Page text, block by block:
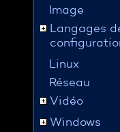
Image
Langages
Linux
Réseau
Vidéo
Windows